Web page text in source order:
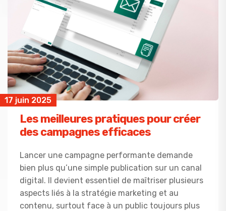
17 juin 2025
Les meilleures pratiques pour créer
des campagnes efficaces
Lancer une campagne performante demande
bien plus qu’une simple publication sur un canal
digital. Il devient essentiel de maîtriser plusieurs
aspects liés à la stratégie marketing et au
contenu, surtout face à un public toujours plus